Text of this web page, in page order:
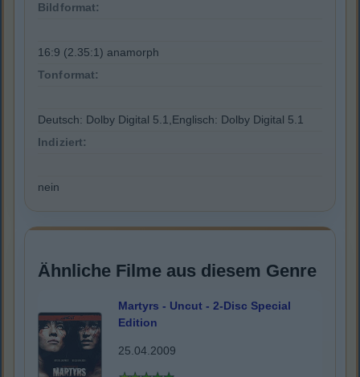
Bildformat:
16:9 (2.35:1) anamorph
Tonformat:
Deutsch: Dolby Digital 5.1,Englisch: Dolby Digital 5.1
Indiziert:
nein
Ähnliche Filme aus diesem Genre
Martyrs - Uncut - 2-Disc Special
Edition
25.04.2009